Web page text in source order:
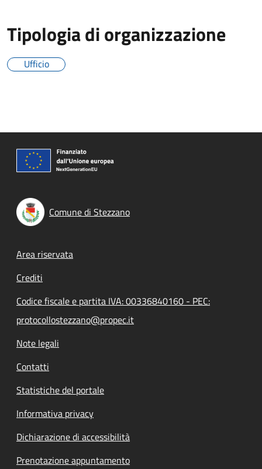
Tipologia di organizzazione
Ufficio
Comune di Stezzano
Footer menu
Area riservata
Crediti
Codice fiscale e partita IVA: 00336840160 - PEC:
protocollostezzano@propec.it
Note legali
Contatti
Statistiche del portale
Informativa privacy
Dichiarazione di accessibilità
Prenotazione appuntamento